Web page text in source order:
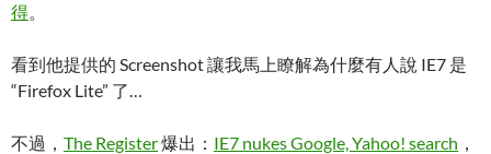
得。
看到他提供的 Screenshot 讓我馬上瞭解為什麼有人說 IE7 是
“Firefox Lite” 了…
不過， The Register爆出： IE7 nukes Google, Yahoo! search ，